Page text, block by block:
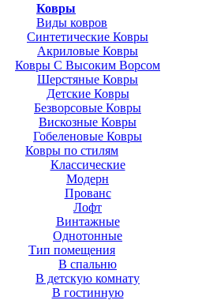
Ковры
Виды ковров
Синтетические Ковры
Акриловые Ковры
Ковры С Высоким Ворсом
Шерстяные Ковры
Детские Ковры
Безворсовые Ковры
Вискозные Ковры
Гобеленовые Ковры
Ковры по стилям
Классические
Модерн
Прованс
Лофт
Винтажные
Однотонные
Тип помещения
В спальню
В детскую комнату
В гостинную